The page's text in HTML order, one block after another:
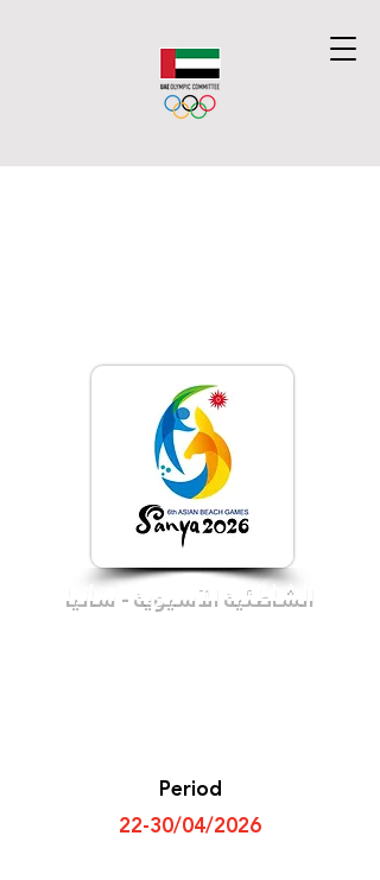
الشاطئية الآسيوية - سانيا
Period
22-30/04/2026